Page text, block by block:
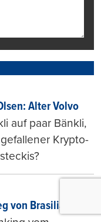
Alter Volvo
auf paar Bänkli,
Krypto-
von Brasilianer